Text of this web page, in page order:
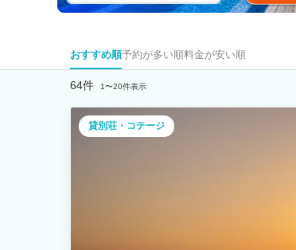
おすすめ順予約が多い順料金が安い順
64件 1〜20件表示
貸別荘・コテージ